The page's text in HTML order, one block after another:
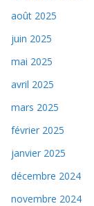
août 2025
juin 2025
mai 2025
avril 2025
mars 2025
février 2025
janvier 2025
décembre 2024
novembre 2024